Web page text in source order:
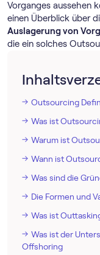
Vorganges aussehen
einen Überblick über
Auslagerung von
die ein solches
Outsourcing
Was ist
Warum ist
Wann ist
Was sind die
Die Formen und
Was ist
Was ist der
Offshoring